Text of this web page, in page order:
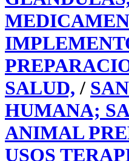
SALUD, /
HUMANA;
ANIMAL
USOS